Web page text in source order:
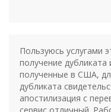
Пользуюсь услугами
получение дубликата
полученные в США,
дубликата
апостилизация с